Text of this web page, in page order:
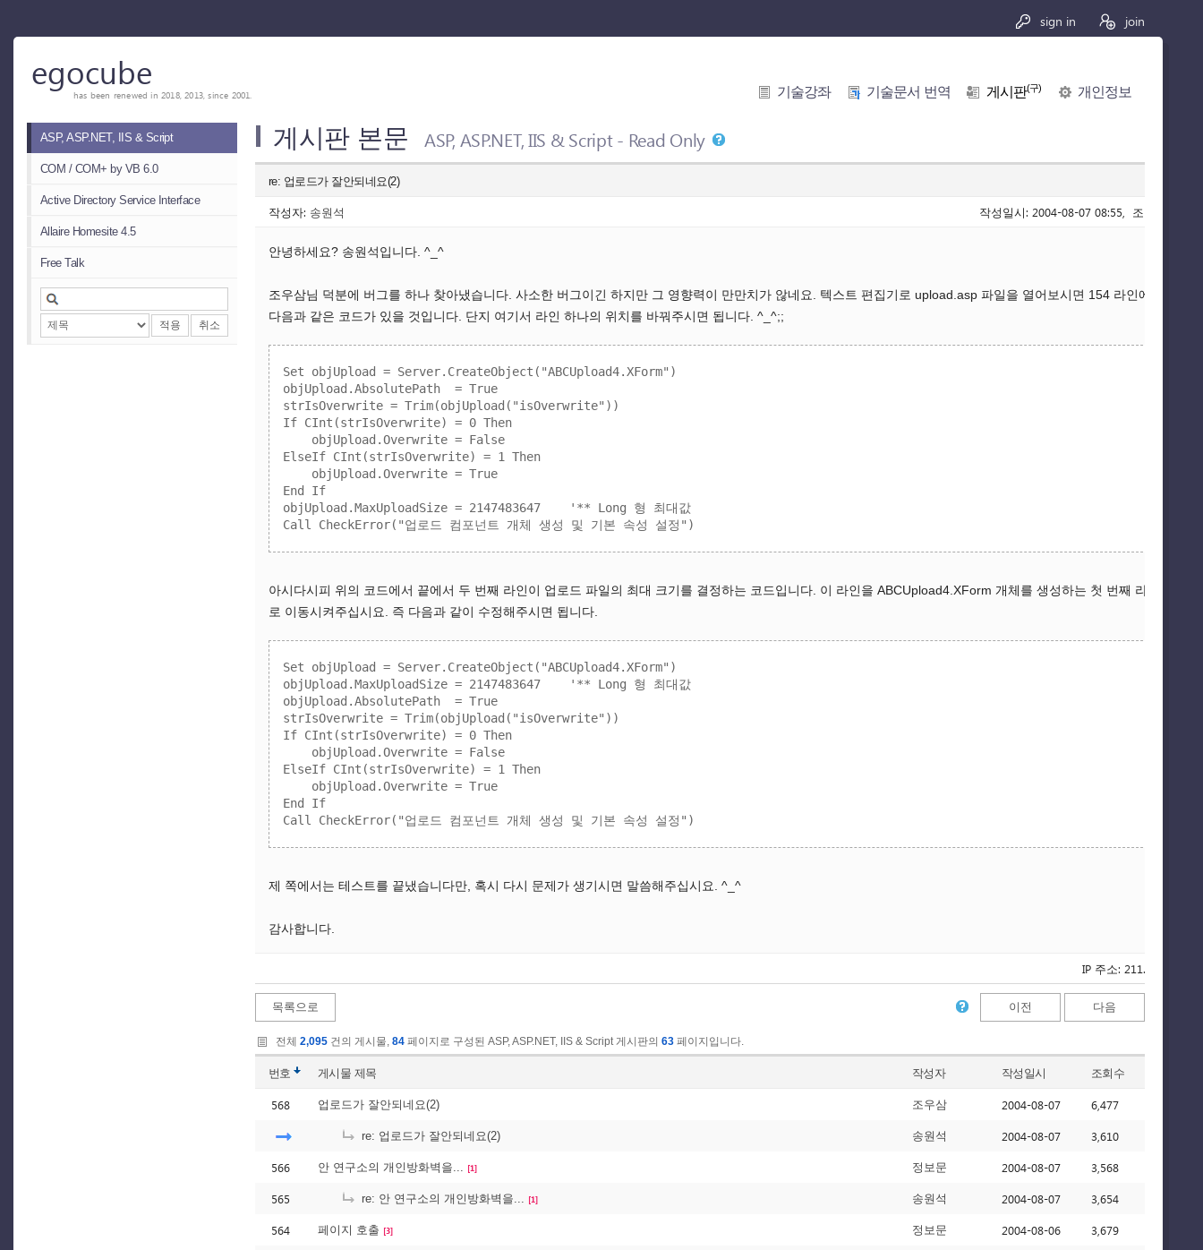
sign in join
egocube
has been renewed in 2018, 2013, since 2001. 기술강좌 기술문서 번역 게시판(구) 개인정보
ASP, ASP.NET, IIS & Script
COM / COM+ by VB 6.0
Active Directory Service Interface
Allaire Homesite 4.5
Free Talk
적용 취소
게시판 본문 ASP, ASP.NET, IIS & Script - Read Only
re: 업로드가 잘안되네요(2)
작성자: 송원석 작성일시: 2004-08-07 08:55, 조회수: 3,610
안녕하세요? 송원석입니다. ^_^
조우삼님 덕분에 버그를 하나 찾아냈습니다. 사소한 버그이긴 하지만 그 영향력이 만만치가 않네요. 텍스트 편집기로 upload.asp 파일을 열어보시면 154 라인에서부터
다음과 같은 코드가 있을 것입니다. 단지 여기서 라인 하나의 위치를 바꿔주시면 됩니다. ^_^;;
Set objUpload = Server.CreateObject("ABCUpload4.XForm")
objUpload.AbsolutePath  = True
strIsOverwrite = Trim(objUpload("isOverwrite"))
If CInt(strIsOverwrite) = 0 Then
    objUpload.Overwrite = False
ElseIf CInt(strIsOverwrite) = 1 Then
    objUpload.Overwrite = True
End If
objUpload.MaxUploadSize = 2147483647    '** Long 형 최대값
아시다시피 위의 코드에서 끝에서 두 번째 라인이 업로드 파일의 최대 크기를 결정하는 코드입니다. 이 라인을 ABCUpload4.XForm 개체를 생성하는 첫 번째 라인 다음으
로 이동시켜주십시요. 즉 다음과 같이 수정해주시면 됩니다.
Set objUpload = Server.CreateObject("ABCUpload4.XForm")
objUpload.MaxUploadSize = 2147483647    '** Long 형 최대값
objUpload.AbsolutePath  = True
strIsOverwrite = Trim(objUpload("isOverwrite"))
If CInt(strIsOverwrite) = 0 Then
    objUpload.Overwrite = False
ElseIf CInt(strIsOverwrite) = 1 Then
    objUpload.Overwrite = True
End If
제 쪽에서는 테스트를 끝냈습니다만, 혹시 다시 문제가 생기시면 말씀해주십시요. ^_^
감사합니다.
IP 주소: 211.216.131.97
목록으로 이전 다음
전체 2,095 건의 게시물, 84 페이지로 구성된 ASP, ASP.NET, IIS & Script 게시판의 63 페이지입니다.
번호 게시물 제목 작성자 작성일시 조회수
568 업로드가 잘안되네요(2) 조우삼 2004-08-07 6,477
re: 업로드가 잘안되네요(2) 송원석 2004-08-07 3,610
566 안 연구소의 개인방화벽을... [1] 정보문 2004-08-07 3,568
565 re: 안 연구소의 개인방화벽을... [1] 송원석 2004-08-07 3,654
564 페이지 호출 [3] 정보문 2004-08-06 3,679